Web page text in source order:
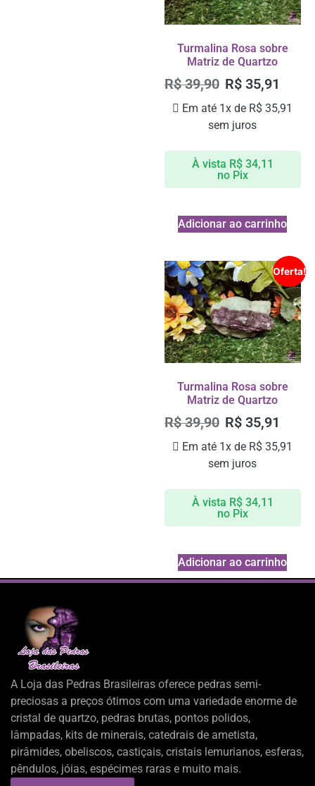
Turmalina Rosa sobre
Matriz de Quartzo
R$39,90 R$35,91
Em até 1x de R$ 35,91
sem juros
À vista R$34,11
no Pix
Adicionar ao carrinho
Oferta!
Turmalina Rosa sobre
Matriz de Quartzo
R$39,90 R$35,91
Em até 1x de R$ 35,91
sem juros
À vista R$34,11
no Pix
Adicionar ao carrinho
A Loja das Pedras Brasileiras oferece pedras semi-
preciosas a preços ótimos com uma variedade enorme de
cristal de quartzo, pedras brutas, pontos polidos,
lâmpadas, kits de minerais, catedrais de ametista,
pirâmides, obeliscos, castiçais, cristais lemurianos, esferas,
pêndulos, jóias, espécimes raras e muito mais.